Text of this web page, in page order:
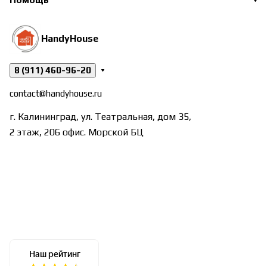
HandyHouse
8 (911) 460-96-20
contact@handyhouse.ru
г. Калининград, ул. Театральная, дом 35,
2 этаж, 206 офис. Морской БЦ